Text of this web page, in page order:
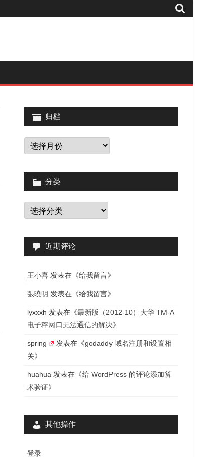
归档
归
档
分类
分
类
近期评论
王小喜 发表在《给我留言》
張曉明 发表在《给我留言》
lyxxxh 发表在《最新版（2012-10）大华 TM-A
电子秤网口无法通信的解决》
spring 发表在《godaddy 域名注册和设置相
关》
huahua 发表在《给 WordPress 的评论添加算
术验证》
其他操作
登录